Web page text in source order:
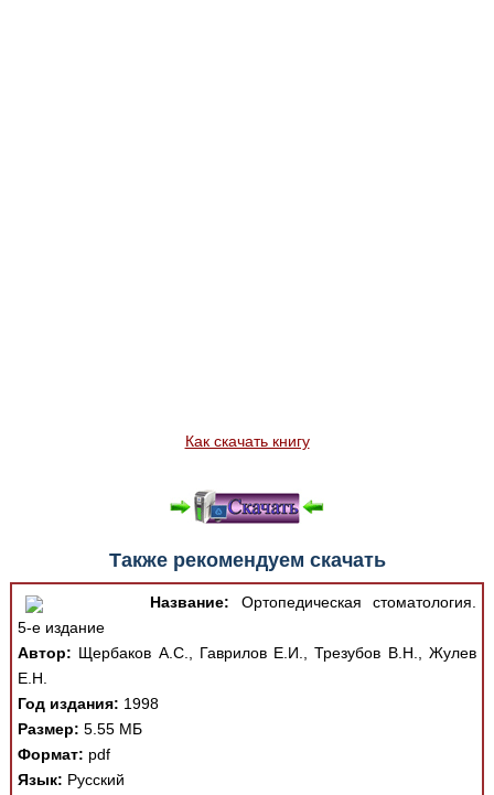
Как скачать книгу
Также рекомендуем скачать
Название: Ортопедическая стоматология.
5-е издание
Автор: Щербаков А.С., Гаврилов Е.И., Трезубов В.Н., Жулев
Е.Н.
Год издания: 1998
Размер: 5.55 МБ
Формат: pdf
Язык: Русский